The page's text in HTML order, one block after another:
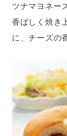
ツナマヨネー
香ばしく焼き
に、チーズの